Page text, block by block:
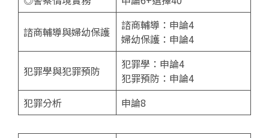
諮商輔導與婦幼保護
諮商輔導：申論4
婦幼保護：申論4
犯罪學與犯罪預防
犯罪學：申論4
犯罪預防：申論4
犯罪分析
申論8